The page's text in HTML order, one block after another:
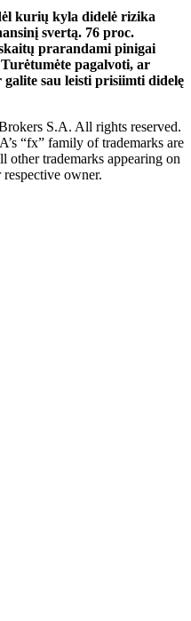
kurių kyla didelė rizika
svertą. 76 proc.
prarandami pinigai
pagalvoti, ar
sau leisti prisiimti didelę
S.A. All rights reserved.
“fx” family of trademarks are
trademarks appearing on
owner.